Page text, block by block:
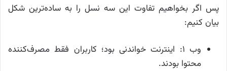
پس اگر بخواهیم تفاوت این سه نسل را به ساده‌ترین شکل
بیان کنیم:
وب ۱: اینترنت خواندنی بود؛ کاربران فقط مصرف‌کننده
محتوا بودند.